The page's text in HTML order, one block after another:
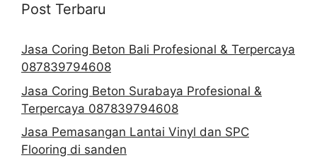
Post Terbaru
Jasa Coring Beton Bali Profesional & Terpercaya
087839794608
Jasa Coring Beton Surabaya Profesional &
Terpercaya 087839794608
Jasa Pemasangan Lantai Vinyl dan SPC
Flooring di sanden